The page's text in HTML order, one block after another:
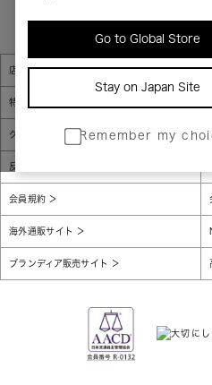
Go to Global Store
Stay on Japan Site
Remember my
当店について
店舗一覧
特定商取引法に基づく表示
グローバルプライバシーポリシー
反社会的勢力に対する基本方針
会員規約
海外通販サイト
ブランディア販売サイト